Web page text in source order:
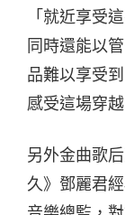
「就近享受
同時還能以
品難以享受
感受這場穿
另外金曲歌
久》鄧麗君